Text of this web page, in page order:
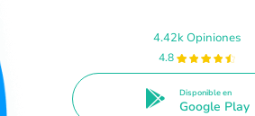
4.42k Opiniones
4.8
Disponible en
Google Play